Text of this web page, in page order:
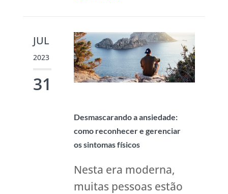
JUL
2023
31
Desmascarando a ansiedade:
como reconhecer e gerenciar
os sintomas físicos
Nesta era moderna,
muitas pessoas estão